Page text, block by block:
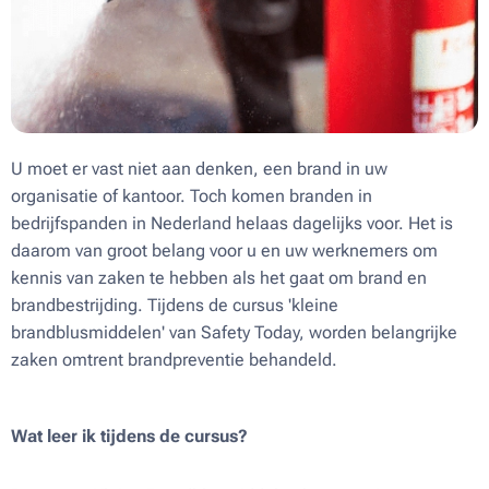
U moet er vast niet aan denken, een brand in uw
organisatie of kantoor. Toch komen branden in
bedrijfspanden in Nederland helaas dagelijks voor. Het is
daarom van groot belang voor u en uw werknemers om
kennis van zaken te hebben als het gaat om brand en
brandbestrijding. Tijdens de cursus 'kleine
brandblusmiddelen' van Safety Today, worden belangrijke
zaken omtrent brandpreventie behandeld.
Wat leer ik tijdens de cursus?